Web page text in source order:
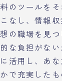
のツールを
なし、情報
の職場を見
な負担がな
活用し、あ
で充実した